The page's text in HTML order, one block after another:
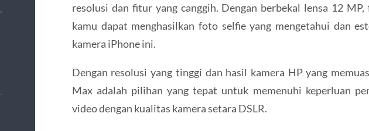
resolusi dan fitur yang canggih. Dengan berbekal lensa 12
kamu dapat menghasilkan foto selfie yang mengetahui dan
kamera iPhone ini.
Dengan resolusi yang tinggi dan hasil kamera HP yang
Max adalah pilihan yang tepat untuk memenuhi keperluan
video dengan kualitas kamera setara DSLR.